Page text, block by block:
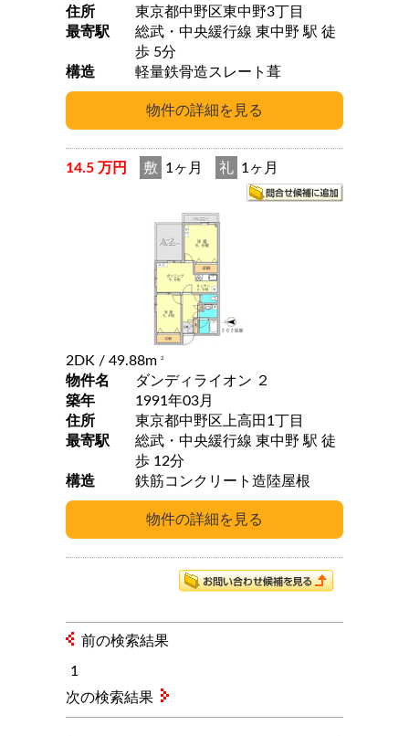
住所
東京都中野区東中野3丁目
最寄駅
総武・中央緩行線 東中野 駅 徒
歩 5分
構造
軽量鉄骨造スレート葺
14.5 万円 敷 1ヶ月 礼 1ヶ月
2DK / 49.88m 2
物件名
ダンディライオン ２
築年
1991年03月
住所
東京都中野区上高田1丁目
最寄駅
総武・中央緩行線 東中野 駅 徒
歩 12分
構造
鉄筋コンクリート造陸屋根
前の検索結果
1